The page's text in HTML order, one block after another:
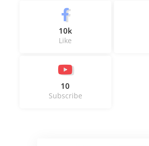
10k
Like
10
Subscribe